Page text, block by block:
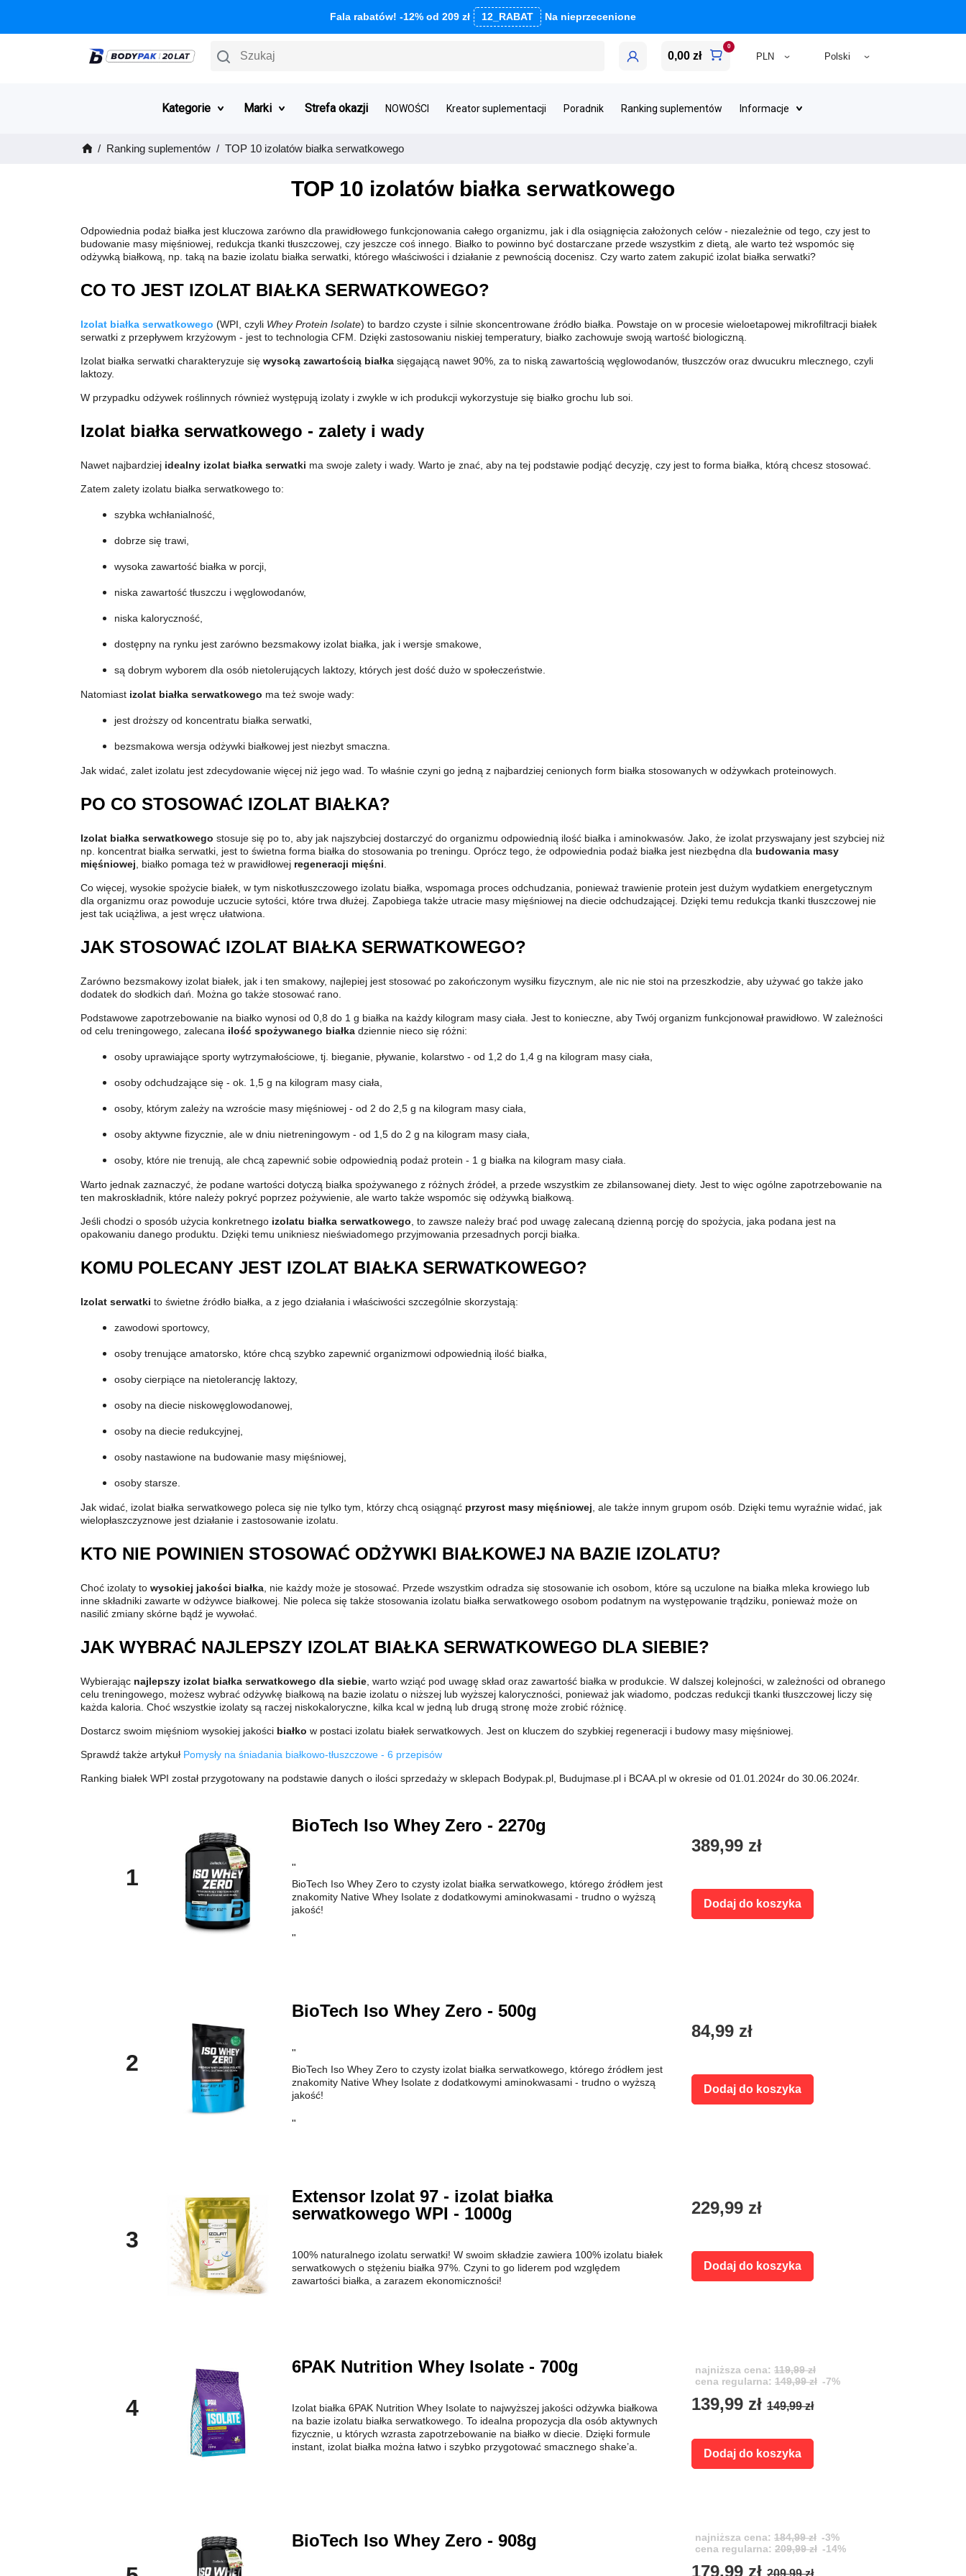
Fala rabatów! -12% od 209 zł 12_RABAT Na nieprzecenione
Szukaj 0,00 zł
0
Kategorie Marki Strefa okazji NOWOŚCI Kreator suplementacji Poradnik Ranking suplementów Informacje
Ranking suplementów TOP 10 izolatów białka serwatkowego
TOP 10 izolatów białka serwatkowego
Odpowiednia podaż białka jest kluczowa zarówno dla prawidłowego funkcjonowania całego organizmu, jak i dla osiągnięcia założonych celów - niezależnie od tego, czy jest to
budowanie masy mięśniowej, redukcja tkanki tłuszczowej, czy jeszcze coś innego. Białko to powinno być dostarczane przede wszystkim z dietą, ale warto też wspomóc się
odżywką białkową, np. taką na bazie izolatu białka serwatki, którego właściwości i działanie z pewnością docenisz. Czy warto zatem zakupić izolat białka serwatki?
CO TO JEST IZOLAT BIAŁKA SERWATKOWEGO?
Izolat białka serwatkowego (WPI, czyli Whey Protein Isolate) to bardzo czyste i silnie skoncentrowane źródło białka. Powstaje on w procesie wieloetapowej mikrofiltracji białek
serwatki z przepływem krzyżowym - jest to technologia CFM. Dzięki zastosowaniu niskiej temperatury, białko zachowuje swoją wartość biologiczną.
Izolat białka serwatki charakteryzuje się wysoką zawartością białka sięgającą nawet 90%, za to niską zawartością węglowodanów, tłuszczów oraz dwucukru mlecznego, czyli
laktozy.
W przypadku odżywek roślinnych również występują izolaty i zwykle w ich produkcji wykorzystuje się białko grochu lub soi.
Izolat białka serwatkowego - zalety i wady
Nawet najbardziej idealny izolat białka serwatki ma swoje zalety i wady. Warto je znać, aby na tej podstawie podjąć decyzję, czy jest to forma białka, którą chcesz stosować.
Zatem zalety izolatu białka serwatkowego to:
szybka wchłanialność,
dobrze się trawi,
wysoka zawartość białka w porcji,
niska zawartość tłuszczu i węglowodanów,
niska kaloryczność,
dostępny na rynku jest zarówno bezsmakowy izolat białka, jak i wersje smakowe,
są dobrym wyborem dla osób nietolerujących laktozy, których jest dość dużo w społeczeństwie.
Natomiast izolat białka serwatkowego ma też swoje wady:
jest droższy od koncentratu białka serwatki,
bezsmakowa wersja odżywki białkowej jest niezbyt smaczna.
Jak widać, zalet izolatu jest zdecydowanie więcej niż jego wad. To właśnie czyni go jedną z najbardziej cenionych form białka stosowanych w odżywkach proteinowych.
PO CO STOSOWAĆ IZOLAT BIAŁKA?
Izolat białka serwatkowego stosuje się po to, aby jak najszybciej dostarczyć do organizmu odpowiednią ilość białka i aminokwasów. Jako, że izolat przyswajany jest szybciej niż
np. koncentrat białka serwatki, jest to świetna forma białka do stosowania po treningu. Oprócz tego, że odpowiednia podaż białka jest niezbędna dla budowania masy
mięśniowej , białko pomaga też w prawidłowej regeneracji mięśni
Co więcej, wysokie spożycie białek, w tym niskotłuszczowego izolatu białka, wspomaga proces odchudzania, ponieważ trawienie protein jest dużym wydatkiem energetycznym
dla organizmu oraz powoduje uczucie sytości, które trwa dłużej. Zapobiega także utracie masy mięśniowej na diecie odchudzającej. Dzięki temu redukcja tkanki tłuszczowej nie
jest tak uciążliwa, a jest wręcz ułatwiona.
JAK STOSOWAĆ IZOLAT BIAŁKA SERWATKOWEGO?
Zarówno bezsmakowy izolat białek, jak i ten smakowy, najlepiej jest stosować po zakończonym wysiłku fizycznym, ale nic nie stoi na przeszkodzie, aby używać go także jako
dodatek do słodkich dań. Można go także stosować rano.
Podstawowe zapotrzebowanie na białko wynosi od 0,8 do 1 g białka na każdy kilogram masy ciała. Jest to konieczne, aby Twój organizm funkcjonował prawidłowo. W zależności
od celu treningowego, zalecana ilość spożywanego białka dziennie nieco się różni:
osoby uprawiające sporty wytrzymałościowe, tj. bieganie, pływanie, kolarstwo - od 1,2 do 1,4 g na kilogram masy ciała,
osoby odchudzające się - ok. 1,5 g na kilogram masy ciała,
osoby, którym zależy na wzroście masy mięśniowej - od 2 do 2,5 g na kilogram masy ciała,
osoby aktywne fizycznie, ale w dniu nietreningowym - od 1,5 do 2 g na kilogram masy ciała,
osoby, które nie trenują, ale chcą zapewnić sobie odpowiednią podaż protein - 1 g białka na kilogram masy ciała.
Warto jednak zaznaczyć, że podane wartości dotyczą białka spożywanego z różnych źródeł, a przede wszystkim ze zbilansowanej diety. Jest to więc ogólne zapotrzebowanie na
ten makroskładnik, które należy pokryć poprzez pożywienie, ale warto także wspomóc się odżywką białkową.
Jeśli chodzi o sposób użycia konkretnego izolatu białka serwatkowego , to zawsze należy brać pod uwagę zalecaną dzienną porcję do spożycia, jaka podana jest na
opakowaniu danego produktu. Dzięki temu unikniesz nieświadomego przyjmowania przesadnych porcji białka.
KOMU POLECANY JEST IZOLAT BIAŁKA SERWATKOWEGO?
Izolat serwatki to świetne źródło białka, a z jego działania i właściwości szczególnie skorzystają:
zawodowi sportowcy,
osoby trenujące amatorsko, które chcą szybko zapewnić organizmowi odpowiednią ilość białka,
osoby cierpiące na nietolerancję laktozy,
osoby na diecie niskowęglowodanowej,
osoby na diecie redukcyjnej,
osoby nastawione na budowanie masy mięśniowej,
osoby starsze.
Jak widać, izolat białka serwatkowego poleca się nie tylko tym, którzy chcą osiągnąć przyrost masy mięśniowej , ale także innym grupom osób. Dzięki temu wyraźnie widać, jak
wielopłaszczyznowe jest działanie i zastosowanie izolatu.
KTO NIE POWINIEN STOSOWAĆ ODŻYWKI BIAŁKOWEJ NA BAZIE IZOLATU?
Choć izolaty to wysokiej jakości białka , nie każdy może je stosować. Przede wszystkim odradza się stosowanie ich osobom, które są uczulone na białka mleka krowiego lub
inne składniki zawarte w odżywce białkowej. Nie poleca się także stosowania izolatu białka serwatkowego osobom podatnym na występowanie trądziku, ponieważ może on
nasilić zmiany skórne bądź je wywołać.
JAK WYBRAĆ NAJLEPSZY IZOLAT BIAŁKA SERWATKOWEGO DLA SIEBIE?
Wybierając najlepszy izolat białka serwatkowego dla siebie , warto wziąć pod uwagę skład oraz zawartość białka w produkcie. W dalszej kolejności, w zależności od obranego
celu treningowego, możesz wybrać odżywkę białkową na bazie izolatu o niższej lub wyższej kaloryczności, ponieważ jak wiadomo, podczas redukcji tkanki tłuszczowej liczy się
każda kaloria. Choć wszystkie izolaty są raczej niskokaloryczne, kilka kcal w jedną lub drugą stronę może zrobić różnicę.
Dostarcz swoim mięśniom wysokiej jakości białko w postaci izolatu białek serwatkowych. Jest on kluczem do szybkiej regeneracji i budowy masy mięśniowej.
Sprawdź także artykuł Pomysły na śniadania białkowo-tłuszczowe - 6 przepisów
Ranking białek WPI został przygotowany na podstawie danych o ilości sprzedaży w sklepach Bodypak.pl, Budujmase.pl i BCAA.pl w okresie od 01.01.2024r do 30.06.2024r.
1
BioTech Iso Whey Zero - 2270g
"
BioTech Iso Whey Zero to czysty izolat białka serwatkowego, którego źródłem jest
znakomity Native Whey Isolate z dodatkowymi aminokwasami - trudno o wyższą
jakość!
"
389,99 zł
Dodaj do koszyka
2
BioTech Iso Whey Zero - 500g
"
BioTech Iso Whey Zero to czysty izolat białka serwatkowego, którego źródłem jest
znakomity Native Whey Isolate z dodatkowymi aminokwasami - trudno o wyższą
jakość!
"
84,99 zł
Dodaj do koszyka
3
Extensor Izolat 97 - izolat białka
serwatkowego WPI - 1000g
100% naturalnego izolatu serwatki! W swoim składzie zawiera 100% izolatu białek
serwatkowych o stężeniu białka 97%. Czyni to go liderem pod względem
zawartości białka, a zarazem ekonomiczności!
229,99 zł
Dodaj do koszyka
4
6PAK Nutrition Whey Isolate - 700g
Izolat białka 6PAK Nutrition Whey Isolate to najwyższej jakości odżywka białkowa
na bazie izolatu białka serwatkowego. To idealna propozycja dla osób aktywnych
fizycznie, u których wzrasta zapotrzebowanie na białko w diecie. Dzięki formule
instant, izolat białka można łatwo i szybko przygotować smacznego shake’a.
najniższa cena: 119,99 zł
cena regularna: 149,99 zł -7%
139,99 zł 149,99 zł
Dodaj do koszyka
BioTech Iso Whey Zero - 908g najniższa cena: 184,99 zł -3%
cena regularna: 209,99 zł -14%
179,99 zł 209,99 zł